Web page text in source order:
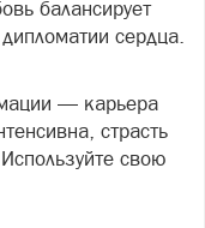
балансирует
сердца.
— карьера
страсть
свою